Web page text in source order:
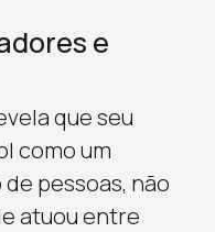
e
que seu
como um
pessoas, não
atuou entre